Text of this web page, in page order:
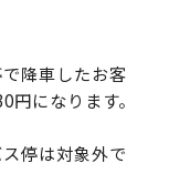
降車したお客
になります。
停は対象外で